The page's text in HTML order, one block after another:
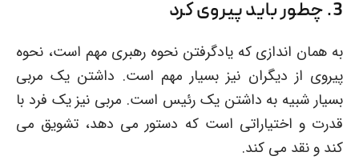
3. چطور باید پیروی کرد
به همان اندازی که یادگرفتن نحوه رهبری مهم است، نحوه
پیروی از دیگران نیز بسیار مهم است. داشتن یک مربی
بسیار شبیه به داشتن یک رئیس است. مربی نیز یک فرد با
قدرت و اختیاراتی است که دستور می دهد، تشویق می
کند و نقد می کند.